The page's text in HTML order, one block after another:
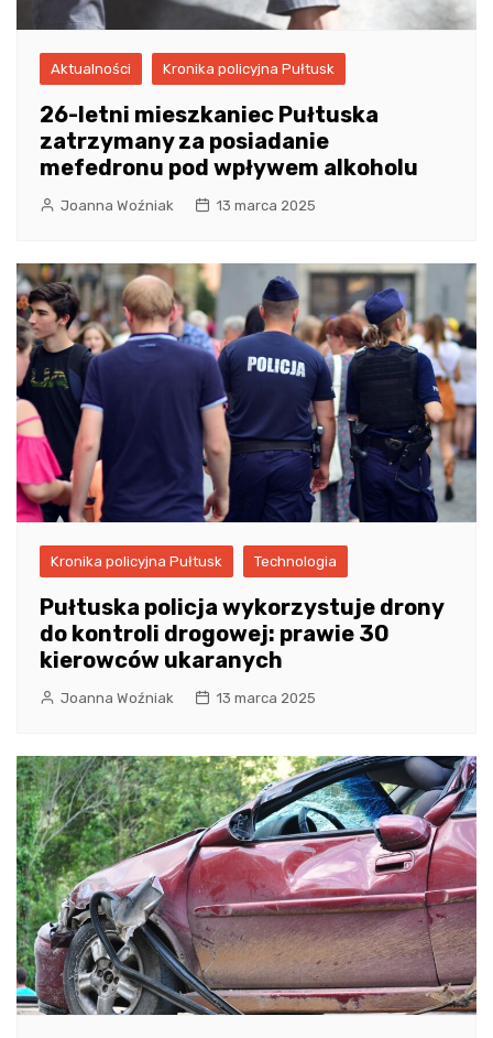
Aktualności Kronika policyjna Pułtusk
26-letni mieszkaniec Pułtuska
zatrzymany za posiadanie
mefedronu pod wpływem alkoholu
Joanna Woźniak 13 marca 2025
Kronika policyjna Pułtusk Technologia
Pułtuska policja wykorzystuje drony
do kontroli drogowej: prawie 30
kierowców ukaranych
Joanna Woźniak 13 marca 2025